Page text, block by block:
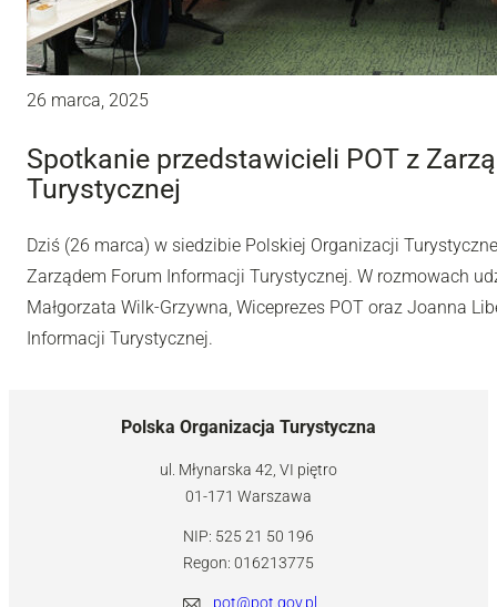
26 marca, 2025
Spotkanie przedstawicieli POT z
Turystycznej
Dziś (26 marca) w siedzibie Polskiej Organizacji
Zarządem Forum Informacji Turystycznej. W rozmowach
Małgorzata Wilk-Grzywna, Wiceprezes POT oraz Joanna
Informacji Turystycznej.
Polska Organizacja Turystyczna
ul. Młynarska 42, VI piętro
01-171 Warszawa
NIP: 525 21 50 196
Regon: 016213775
pot@pot.gov.pl